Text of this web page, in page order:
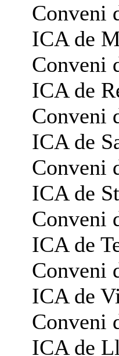
Conveni
ICA de
Conveni
ICA de
Conveni
ICA de
Conveni
ICA de
Conveni
ICA de
Conveni
ICA de
Conveni
ICA de